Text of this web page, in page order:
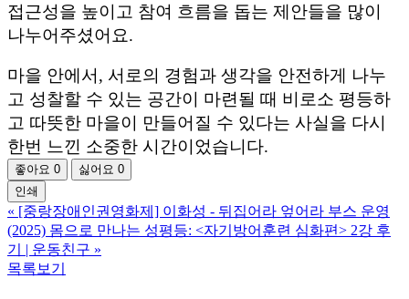
접근성을 높이고 참여 흐름을 돕는 제안들을 많이
나누어주셨어요.
마을 안에서, 서로의 경험과 생각을 안전하게 나누
고 성찰할 수 있는 공간이 마련될 때 비로소 평등하
고 따뜻한 마을이 만들어질 수 있다는 사실을 다시
한번 느낀 소중한 시간이었습니다.
좋아요 0 싫어요 0
인쇄
« [중랑장애인권영화제] 이화성 - 뒤집어라 엎어라 부스 운영
(2025) 몸으로 만나는 성평등: <자기방어훈련 심화편> 2강 후
기 | 운동친구 »
목록보기